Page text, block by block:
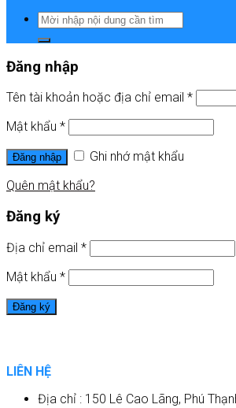
Đăng nhập
Tên tài khoản hoặc địa chỉ email *
Mật khẩu *
Đăng nhập
Ghi nhớ mật khẩu
Quên mật khẩu?
Đăng ký
Địa chỉ email *
Mật khẩu *
Đăng ký
LIÊN HỆ
Địa chỉ : 150 Lê Cao Lãng, Phú